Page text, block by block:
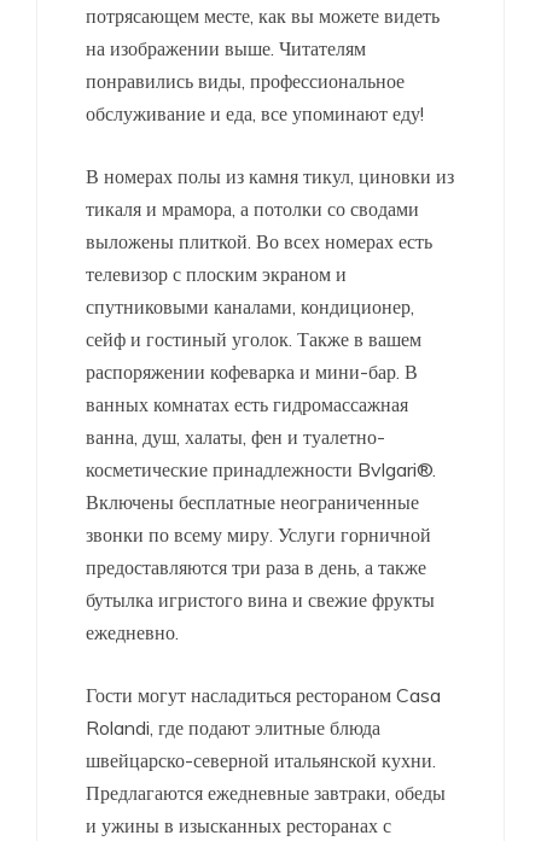
потрясающем месте, как вы можете видеть
на изображении выше. Читателям
понравились виды, профессиональное
обслуживание и еда, все упоминают еду!
В номерах полы из камня тикул, циновки из
тикаля и мрамора, а потолки со сводами
выложены плиткой. Во всех номерах есть
телевизор с плоским экраном и
спутниковыми каналами, кондиционер,
сейф и гостиный уголок. Также в вашем
распоряжении кофеварка и мини-бар. В
ванных комнатах есть гидромассажная
ванна, душ, халаты, фен и туалетно-
косметические принадлежности Bvlgari®.
Включены бесплатные неограниченные
звонки по всему миру. Услуги горничной
предоставляются три раза в день, а также
бутылка игристого вина и свежие фрукты
ежедневно.
Гости могут насладиться рестораном Casa
Rolandi, где подают элитные блюда
швейцарско-северной итальянской кухни.
Предлагаются ежедневные завтраки, обеды
и ужины в изысканных ресторанах с